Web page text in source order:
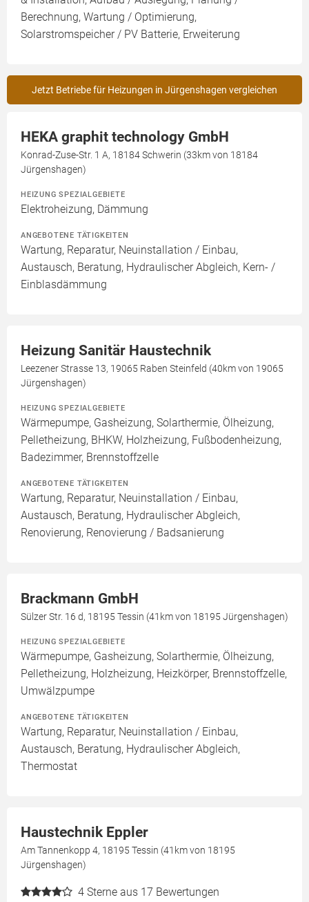
Berechnung, Wartung / Optimierung,
Solarstromspeicher / PV Batterie, Erweiterung
Jetzt Betriebe für Heizungen in Jürgenshagen vergleichen
HEKA graphit technology GmbH
Konrad-Zuse-Str. 1 A, 18184 Schwerin (33km von 18184
Jürgenshagen)
HEIZUNG SPEZIALGEBIETE
Elektroheizung, Dämmung
ANGEBOTENE TÄTIGKEITEN
Wartung, Reparatur, Neuinstallation / Einbau,
Austausch, Beratung, Hydraulischer Abgleich, Kern- /
Einblasdämmung
Heizung Sanitär Haustechnik
Leezener Strasse 13, 19065 Raben Steinfeld (40km von 19065
Jürgenshagen)
HEIZUNG SPEZIALGEBIETE
Wärmepumpe, Gasheizung, Solarthermie, Ölheizung,
Pelletheizung, BHKW, Holzheizung, Fußbodenheizung,
Badezimmer, Brennstoffzelle
ANGEBOTENE TÄTIGKEITEN
Wartung, Reparatur, Neuinstallation / Einbau,
Austausch, Beratung, Hydraulischer Abgleich,
Renovierung, Renovierung / Badsanierung
Brackmann GmbH
Sülzer Str. 16 d, 18195 Tessin (41km von 18195 Jürgenshagen)
HEIZUNG SPEZIALGEBIETE
Wärmepumpe, Gasheizung, Solarthermie, Ölheizung,
Pelletheizung, Holzheizung, Heizkörper, Brennstoffzelle,
Umwälzpumpe
ANGEBOTENE TÄTIGKEITEN
Wartung, Reparatur, Neuinstallation / Einbau,
Austausch, Beratung, Hydraulischer Abgleich,
Thermostat
Haustechnik Eppler
Am Tannenkopp 4, 18195 Tessin (41km von 18195
Jürgenshagen)
4 Sterne aus 17 Bewertungen